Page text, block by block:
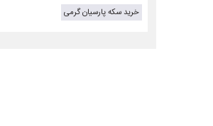
خرید سکه پارسیان گرمی